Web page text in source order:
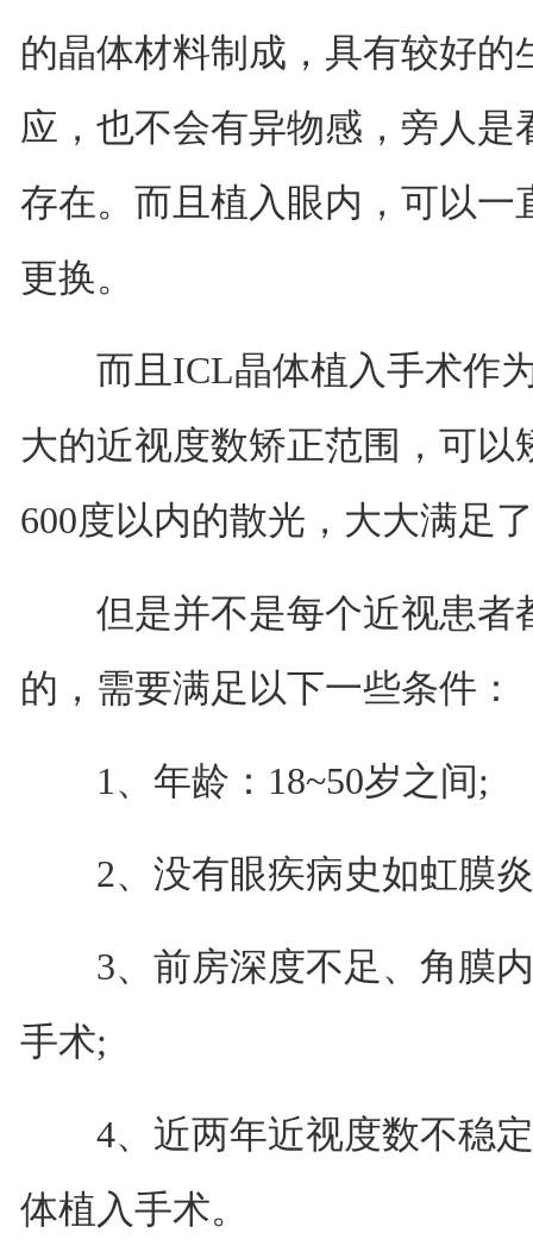
的晶体材料制成，具有较好
应，也不会有异物感，旁人
存在。而且植入眼内，可以
更换。
而且ICL晶体植入手术作为
大的近视度数矫正范围，可以
600度以内的散光，大大满足
但是并不是每个近视患者
的，需要满足以下一些条件：
1、年龄：18~50岁之间;
2、没有眼疾病史如虹膜炎
3、前房深度不足、角膜内
手术;
4、近两年近视度数不稳定
体植入手术。